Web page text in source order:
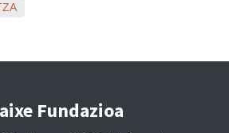
Fundazioa